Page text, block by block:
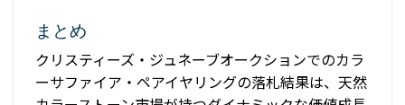
まとめ
クリスティーズ・ジュネーブオークションでのカラ
ーサファイア・ペアイヤリングの落札結果は、天然